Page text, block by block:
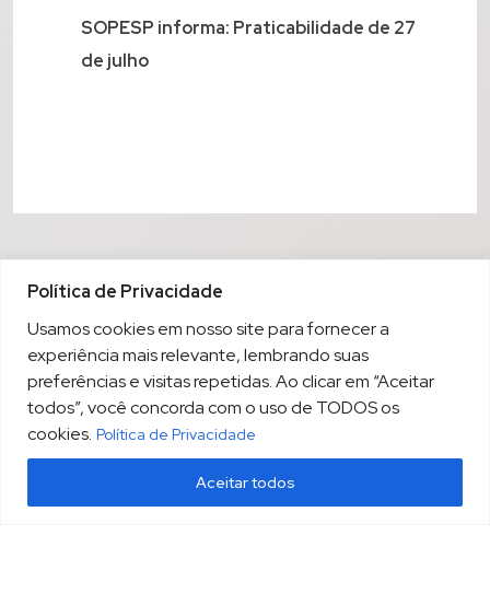
Política de Privacidade
Usamos cookies em nosso site para fornecer a
experiência mais relevante, lembrando suas
preferências e visitas repetidas. Ao clicar em “Aceitar
todos”, você concorda com o uso de TODOS os
cookies. Política de Privacidade
Aceitar todos
SOPESP informa: Praticabilidade de 27
de julho